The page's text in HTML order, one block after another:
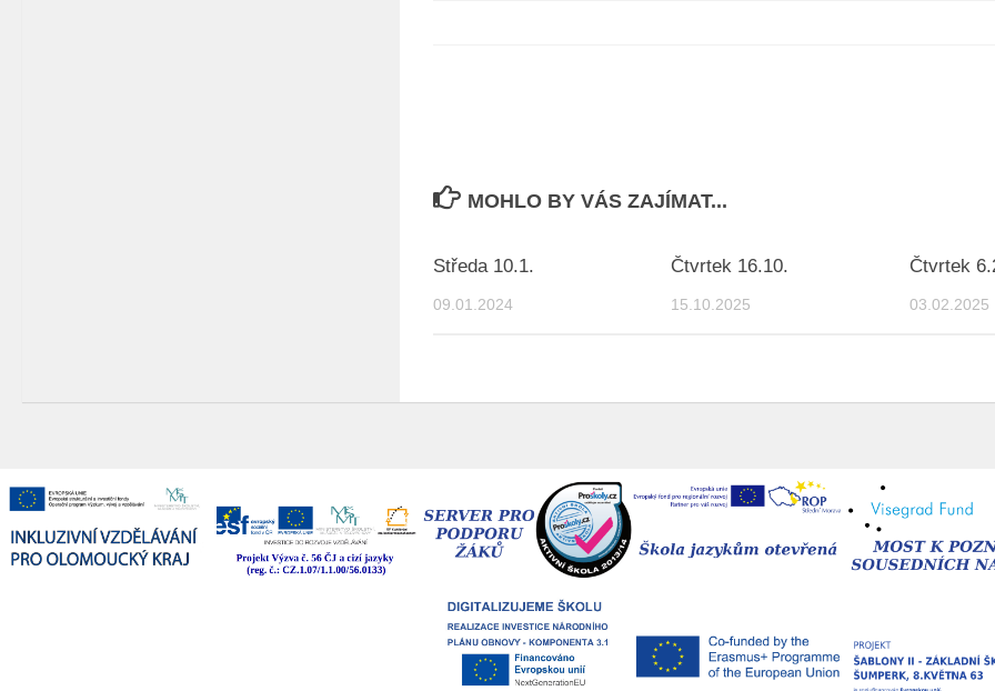
MOHLO BY VÁS ZAJÍMAT...
Středa 10.1.
09.01.2024
Čtvrtek 16.10.
15.10.2025
Čtvrtek
03.02.2025